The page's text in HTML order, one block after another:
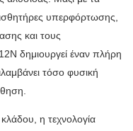
υπερφόρτωσης,
και τους
δημιουργεί έναν πλήρη
τόσο φυσική
η τεχνολογία